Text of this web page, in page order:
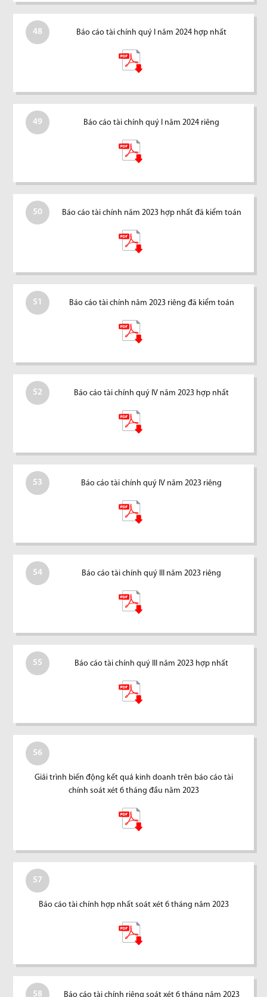
48 Báo cáo tài chính quý I năm 2024 hợp nhất
49 Báo cáo tài chính quý I năm 2024 riêng
50 Báo cáo tài chính năm 2023 hợp nhất đã kiểm toán
51 Báo cáo tài chính năm 2023 riêng đã kiểm toán
52 Báo cáo tài chính quý IV năm 2023 hợp nhất
53 Báo cáo tài chính quý IV năm 2023 riêng
54 Báo cáo tài chính quý III năm 2023 riêng
55 Báo cáo tài chính quý III năm 2023 hợp nhất
56
Giải trình biến động kết quả kinh doanh trên báo cáo tài
chính soát xét 6 tháng đầu năm 2023
57
Báo cáo tài chính hợp nhất soát xét 6 tháng năm 2023
58 Báo cáo tài chính riêng soát xét 6 tháng năm 2023